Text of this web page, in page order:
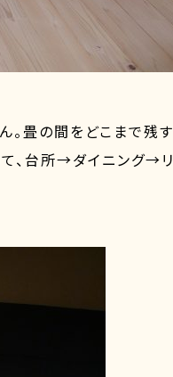
畳の間をどこまで残
、台所→ダイニング→